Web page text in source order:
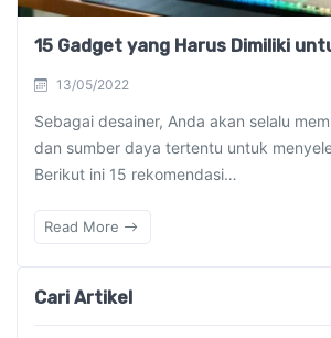
15 Gadget yang Harus Dimiliki
13/05/2022
Sebagai desainer, Anda akan selalu
dan sumber daya tertentu untuk
Berikut ini 15 rekomendasi…
Read More
Cari Artikel